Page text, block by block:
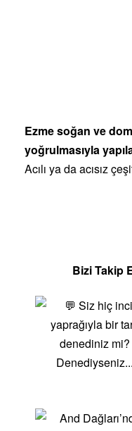
Ezme soğan ve
yoğrulmasıyla
Acılı ya da acısız
Bizi Takip